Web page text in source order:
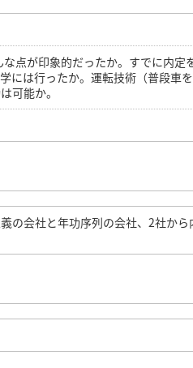
点が印象的だったか。すでに内定
には行ったか。運転技術（普段車
可能か。
の会社と年功序列の会社、2社から